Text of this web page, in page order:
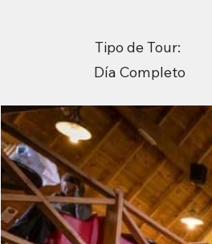
Tipo de Tour:
Día Completo